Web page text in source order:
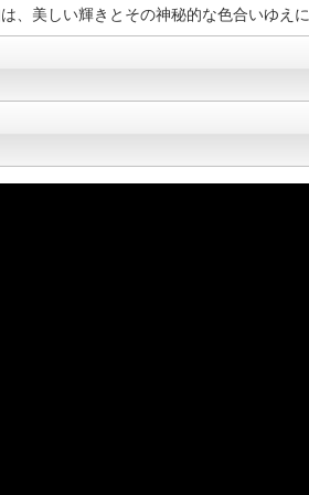
、美しい輝きとその神秘的な色合いゆえ